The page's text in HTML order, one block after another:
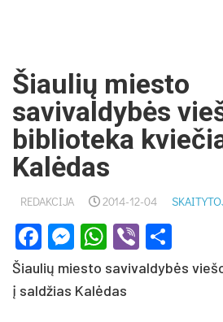
Šiaulių miesto
savivaldybės
biblioteka
Kalėdas
REDAKCIJA 2014-12-04
Facebook
Messenger
WhatsApp
Viber
Šiaulių miesto savivaldybės
į saldžias Kalėdas